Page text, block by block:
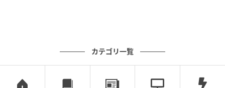
ヴィクトリアケーキ ￥650、グラスワイン ￥1000
カテゴリ一覧